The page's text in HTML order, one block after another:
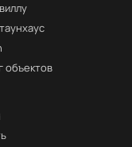
объектов